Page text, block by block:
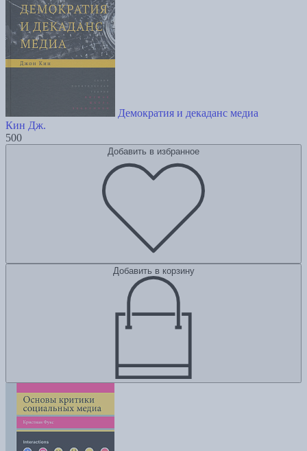
Демократия и декаданс медиа
Кин Дж.
500
Добавить в избранное
Добавить в корзину